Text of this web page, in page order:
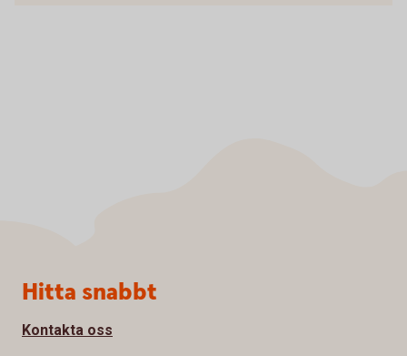
Sidfot
Hitta snabbt
Kontakta oss